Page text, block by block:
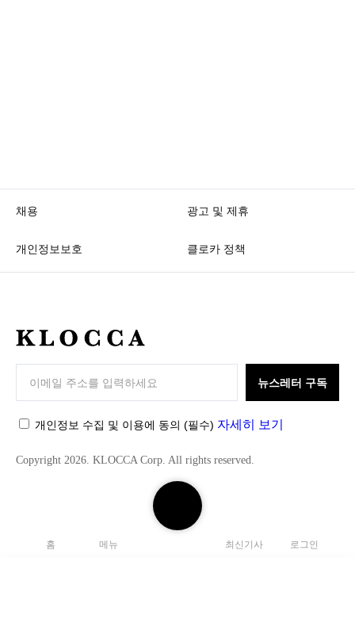
검
색
홈 메뉴 최신기사 로그인
채용 광고 및 제휴
개인정보보호 클로카 정책
K
C
C
뉴스레터 구독
개인정보 수집 및 이용에 동의 (필수) 자세히 보기
Copyright 2026. KLOCCA Corp. All rights reserved.